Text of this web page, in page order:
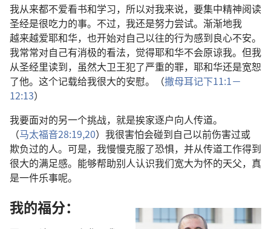
我从来都不爱看书和学习， 所以对我来说， 要集中精神阅读
圣经是很吃力的事。 不过， 我还是努力尝试。 渐渐地我
越来越爱耶和华， 也开始对自己以往的行为感到良心不安。
我常常对自己有消极的看法， 觉得耶和华不会原谅我。 但我
从圣经里读到， 虽然大卫王犯了严重的罪， 耶和华还是宽恕
了他。 这个记载给我很大的安慰。（撒母耳记下11:1－
12:13）
我要面对的另一个挑战， 就是挨家逐户向人传道。
（马太福音28:19,20） 我很害怕会碰到自己以前伤害过或
欺负过的人。 可是， 我慢慢克服了恐惧， 并从传道工作得到
很大的满足感。 能够帮助别人认识我们宽大为怀的天父， 真
是一件乐事呢。
我的福分：